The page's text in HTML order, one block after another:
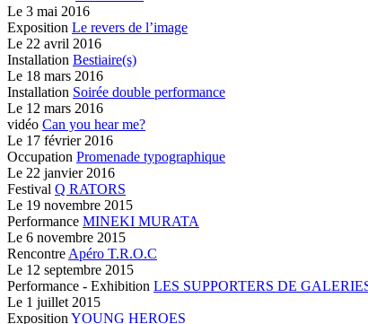
Le 3 mai 2016
Exposition Le revers de l’image
Le 22 avril 2016
Installation Bestiaire(s)
Le 18 mars 2016
Installation Soirée double performance
Le 12 mars 2016
vidéo Can you hear me?
Le 17 février 2016
Occupation Promenade typographique
Le 22 janvier 2016
Festival Q RATORS
Le 19 novembre 2015
Performance MINEKI MURATA
Le 6 novembre 2015
Rencontre Apéro T.R.O.C
Le 12 septembre 2015
Performance - Exhibition LES SUPPORTERS DE
Le 1 juillet 2015
Exposition YOUNG HEROES